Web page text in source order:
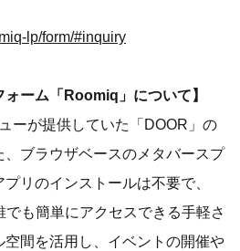
lp/form/#inquiry
ォーム「Roomiq」について】
ーが提供していた「DOOR」の
ブラウザベースのメタバースプ
リのインストールは不要で、
も簡単にアクセスできる手軽さ
間を活用し、イベントの開催や